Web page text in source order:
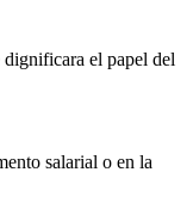
dignificara el papel del
salarial o en la